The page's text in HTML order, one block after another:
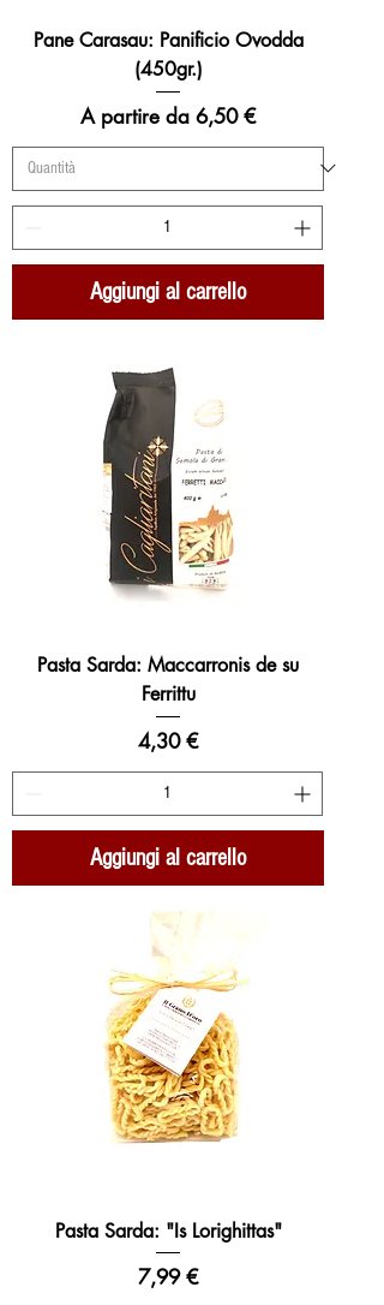
Pane Carasau: Panificio Ovodda
(450gr.)
A partire da 6,50 €
Prezzo scontato
Aggiungi al carrello
Pasta Sarda: Maccarronis de su
Ferrittu
Prezzo
4,30 €
Aggiungi al carrello
Pasta Sarda: "Is Lorighittas"
Prezzo
7,99 €